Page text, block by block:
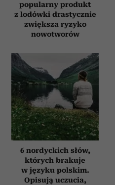
popularny produkt
z lodówki drastycznie
zwiększa ryzyko
nowotworów
6 nordyckich słów,
których brakuje
w języku polskim.
Opisują uczucia,